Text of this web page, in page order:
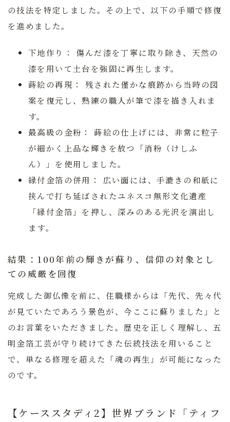
の技法を特定しました。その上で、以下の手順で修復
を進めました。
下地作り：
傷んだ漆を丁寧に取り除き、天然の
漆を用いて土台を強固に再生します。
蒔絵の再現：
残された僅かな痕跡から当時の図
案を復元し、熟練の職人が筆で漆を描き入れま
す。
最高級の金粉：
蒔絵の仕上げには、非常に粒子
が細かく上品な輝きを放つ「消粉（けしふ
ん）」を使用しました。
縁付金箔の併用：
広い面には、手漉きの和紙に
挟んで打ち延ばされたユネスコ無形文化遺産
「縁付金箔」を押し、深みのある光沢を演出し
ます。
結果：100年前の輝きが蘇り、信仰の対象とし
ての威厳を回復
完成した御仏像を前に、住職様からは「先代、先々代
が見ていたであろう景色が、今ここに蘇りました」と
のお言葉をいただきました。歴史を正しく理解し、五
明金箔工芸が守り続けてきた伝統技法を用いること
で、単なる修理を超えた「魂の再生」が可能になった
のです。
【ケーススタディ2】世界ブランド「ティフ